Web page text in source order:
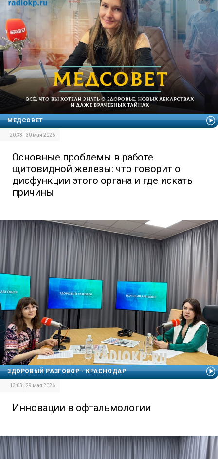
МЕДСОВЕТ
20:33 | 30 мая 2026
Основные проблемы в работе
щитовидной железы: что говорит о
дисфункции этого органа и где искать
причины
ЗДОРОВЫЙ РАЗГОВОР - КРАСНОДАР
13:03 | 29 мая 2026
Инновации в офтальмологии